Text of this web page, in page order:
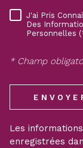
J'ai Pris
Des
Personnelles
* Champ
Les
enregistrées